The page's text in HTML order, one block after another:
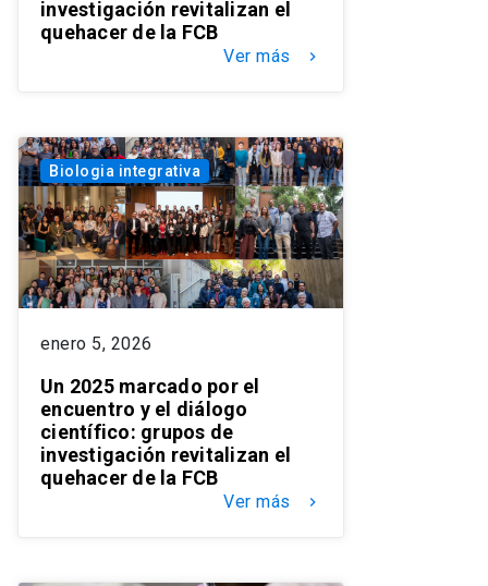
investigación revitalizan el
quehacer de la FCB
Ver más keyboard_arrow_right
Biologia integrativa
enero 5, 2026
Un 2025 marcado por el
encuentro y el diálogo
científico: grupos de
investigación revitalizan el
quehacer de la FCB
Ver más keyboard_arrow_right